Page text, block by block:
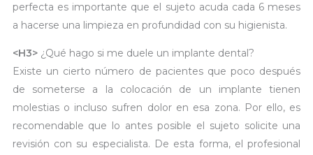
perfecta es importante que el sujeto acuda cada 6 meses
a hacerse una limpieza en profundidad con su higienista.
<H3> ¿Qué hago si me duele un implante dental?
Existe un cierto número de pacientes que poco después
de someterse a la colocación de un implante tienen
molestias o incluso sufren dolor en esa zona. Por ello, es
recomendable que lo antes posible el sujeto solicite una
revisión con su especialista. De esta forma, el profesional